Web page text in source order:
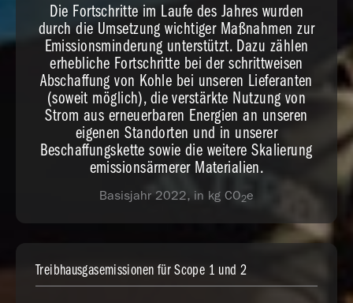
Die Fortschritte im Laufe des Jahres wurden
durch die Umsetzung wichtiger Maßnahmen zur
Emissionsminderung unterstützt. Dazu zählen
erhebliche Fortschritte bei der schrittweisen
Abschaffung von Kohle bei unseren Lieferanten
(soweit möglich), die verstärkte Nutzung von
Strom aus erneuerbaren Energien an unseren
eigenen Standorten und in unserer
Beschaffungskette sowie die weitere Skalierung
emissionsärmerer Materialien.
Basisjahr 2022, in kg CO2e
Treibhausgasemissionen für Scope 1 und 2